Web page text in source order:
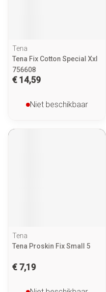
Tena
Tena Fix Cotton Special Xxl
756608
€ 14,59
Niet beschikbaar
Tena
Tena Proskin Fix Small 5
€ 7,19